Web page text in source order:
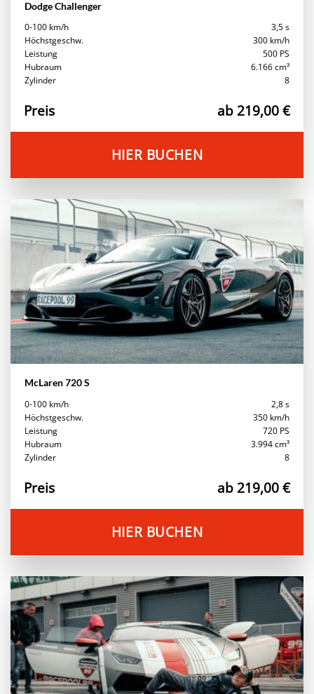
Dodge Challenger
0-100 km/h
Höchstgeschw.
Leistung
Hubraum
Zylinder
3,5 s
300 km/h
500 PS
6.166 cm³
8
Preis ab 219,00 €
HIER BUCHEN
McLaren 720 S
0-100 km/h
Höchstgeschw.
Leistung
Hubraum
Zylinder
2,8 s
350 km/h
720 PS
3.994 cm³
8
Preis ab 219,00 €
HIER BUCHEN